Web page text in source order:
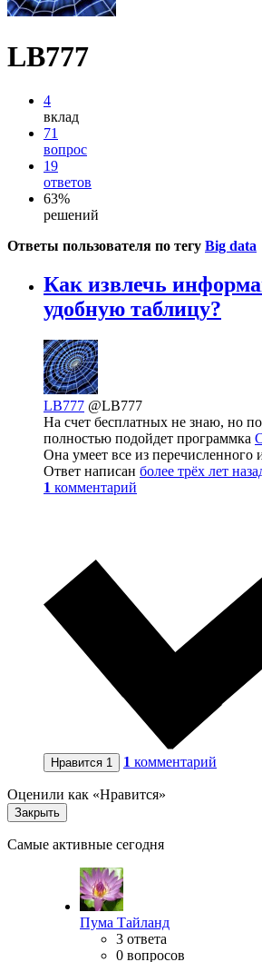
LB777
4
вклад
71
вопрос
19
ответов
63%
решений
Ответы пользователя по тегу Big data
Как извлечь
удобную таблицу?
LB777 @LB777
На счет бесплатных не знаю, но
полностью подойдет программка
Она умеет все из перечисленного
Ответ написан более трёх лет
1 комментарий
Нравится 1 1 комментарий
Оценили как «Нравится»
Закрыть
Самые активные сегодня
Пума Тайланд
3 ответа
0 вопросов